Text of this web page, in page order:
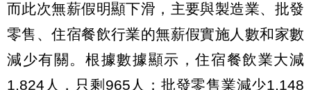
而此次無薪假明顯下滑，主要與製造業、批發
零售、住宿餐飲行業的無薪假實施人數和家數
減少有關。根據數據顯示，住宿餐飲業大減
1,824人，只剩965人；批發零售業減少1,148